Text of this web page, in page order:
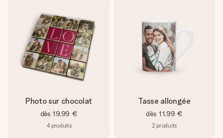
Photo sur chocolat
dès 19,99 €
4 produits
Tasse allongée
dès 11,99 €
2 produits